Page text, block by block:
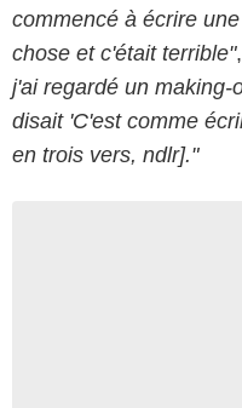
commencé à écrire
chose et c'était terrible"
j'ai regardé un making-
disait 'C'est comme
en trois vers, ndlr]."